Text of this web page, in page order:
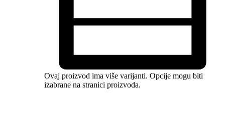
Ovaj proizvod ima više varijanti. Opcije mogu biti
izabrane na stranici proizvoda.